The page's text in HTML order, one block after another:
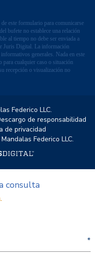
este formulario para comunicarse
bufete no establece una relación
al tiempo no debe ser enviada a
Juris Digital. La información
generales. Nada en este
para cualquier caso o situación
recepción o visualización no
Federico LLC.
de responsabilidad
de privacidad
Federico LLC.
consulta